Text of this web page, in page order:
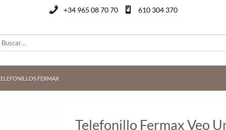
+34 965 08 70 70 610 304 370
FERMAX
Telefonillo Fermax Veo